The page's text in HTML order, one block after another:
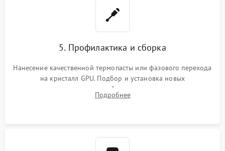
5. Профилактика и сборка
Нанесение качественной термопасты или фазового перехода
на кристалл GPU. Подбор и установка новых
термопрокладок правильной толщины на память и цепи
питания. Монтаж радиатора и бэкплейта, подключение и
Подробнее